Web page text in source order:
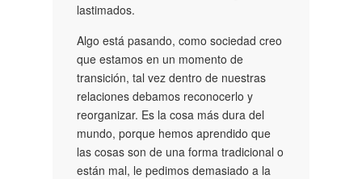
lastimados.
Algo está pasando, como sociedad creo
que estamos en un momento de
transición, tal vez dentro de nuestras
relaciones debamos reconocerlo y
reorganizar. Es la cosa más dura del
mundo, porque hemos aprendido que
las cosas son de una forma tradicional o
están mal, le pedimos demasiado a la